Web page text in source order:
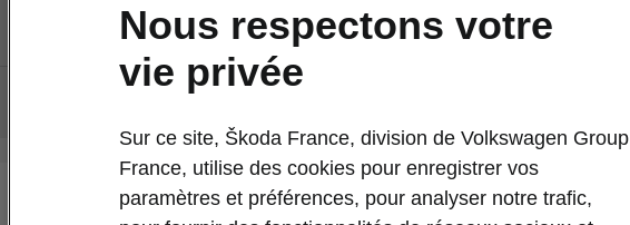
Tout réduire
Nous respectons votre
vie privée
Sur ce site, Škoda France, division de Volkswagen Group
France, utilise des cookies pour enregistrer vos
paramètres et préférences, pour analyser notre trafic,